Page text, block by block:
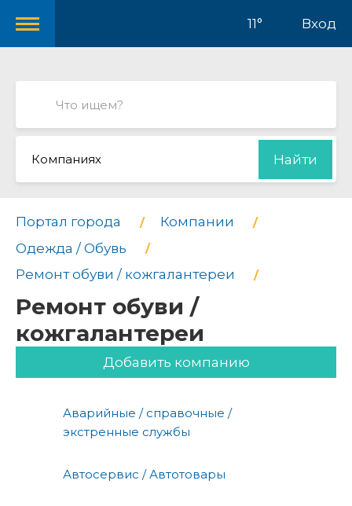
11° Вход
Компаниях Найти
Портал города
Компании
Одежда / Обувь
Ремонт обуви / кожгалантереи
Ремонт обуви /
кожгалантереи
Добавить компанию
Аварийные / справочные /
экстренные службы
Автосервис / Автотовары